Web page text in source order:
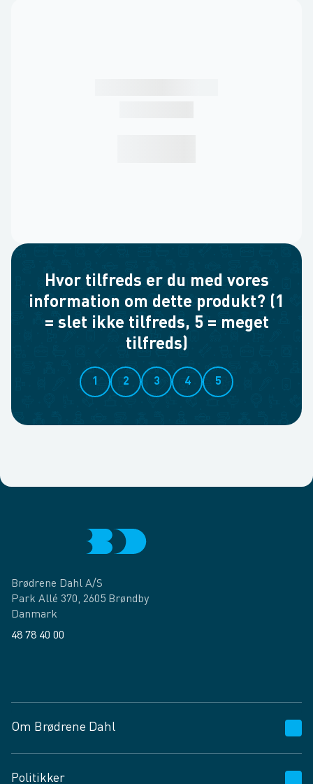
Hvor tilfreds er du med vores
information om dette produkt? (1
= slet ikke tilfreds, 5 = meget
tilfreds)
1 2 3 4 5
Brødrene Dahl A/S
Park Allé 370, 2605 Brøndby
Danmark
48 78 40 00
Om Brødrene Dahl
Politikker